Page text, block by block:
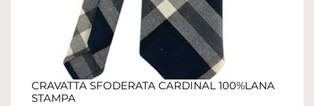
CRAVATTA SFODERATA CARDINAL 100%LANA
STAMPA